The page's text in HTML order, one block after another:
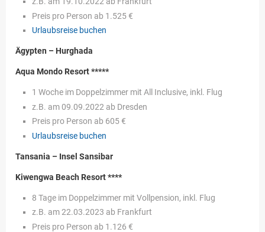
Preis pro Person ab 1.525 €
Urlaubsreise buchen
Ägypten – Hurghada
Aqua Mondo Resort *****
1 Woche im Doppelzimmer mit All Inclusive, inkl. Flug
z.B. am 09.09.2022 ab Dresden
Preis pro Person ab 605 €
Urlaubsreise buchen
Tansania – Insel Sansibar
Kiwengwa Beach Resort ****
8 Tage im Doppelzimmer mit Vollpension, inkl. Flug
z.B. am 22.03.2023 ab Frankfurt
Preis pro Person ab 1.126 €